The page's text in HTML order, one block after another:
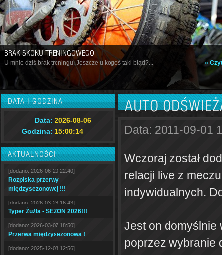
BRAK SKOKU TRENINGOWEGO
U mnie dziś brak treningu. Jeszcze u kogoś taki błąd?... »
DATA I GODZINA
Data: 2026-08-06
Godzina: 15:00:15
AKTUALNOŚCI
[dodano: 2026-06-20 22:40]
Rozpiska przerwy
międzysezonowej !!!
[dodano: 2026-03-28 16:43]
Typer Żużla - SEZON 2026!!!
[dodano: 2026-03-07 18:50]
Przerwa międzysezonowa !
[dodano: 2025-12-08 12:56]
AUTO
Data: 2011-09-01
Wczoraj został
relacji live z
indywidualnych.
Jest on domyślnie
poprzez wybranie